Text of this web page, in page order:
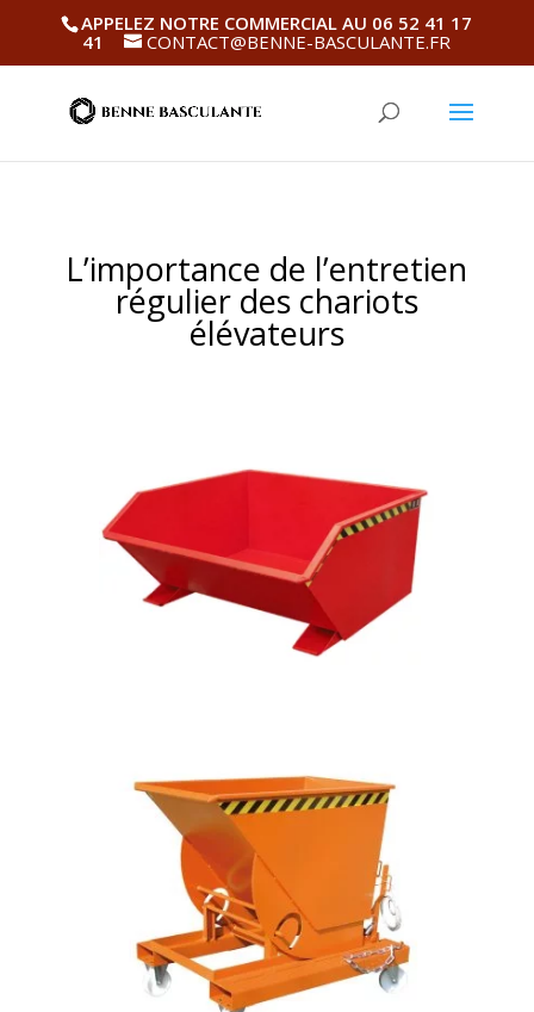
APPELEZ NOTRE COMMERCIAL AU 06 52 41 17
41
CONTACT@BENNE-BASCULANTE.FR
L’importance de l’entretien
régulier des chariots
élévateurs